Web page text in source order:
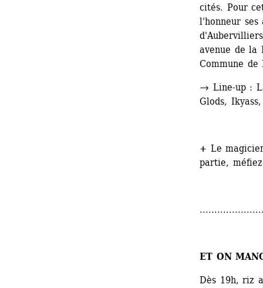
cités. Pour
l'honneur ses
avenue de la
Commune de
→ Line-up :
Glods,
+ Le
partie,
ET ON
Dès 19h, riz